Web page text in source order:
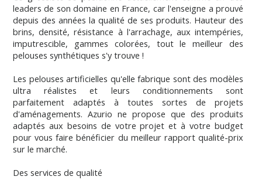
leaders de son domaine en France, car l'enseigne a prouvé
depuis des années la qualité de ses produits. Hauteur des
brins, densité, résistance à l'arrachage, aux intempéries,
imputrescible, gammes colorées, tout le meilleur des
pelouses synthétiques s'y trouve !
Les pelouses artificielles qu'elle fabrique sont des modèles
ultra réalistes et leurs conditionnements sont
parfaitement adaptés à toutes sortes de projets
d'aménagements. Azurio ne propose que des produits
adaptés aux besoins de votre projet et à votre budget
pour vous faire bénéficier du meilleur rapport qualité-prix
sur le marché.
Des services de qualité